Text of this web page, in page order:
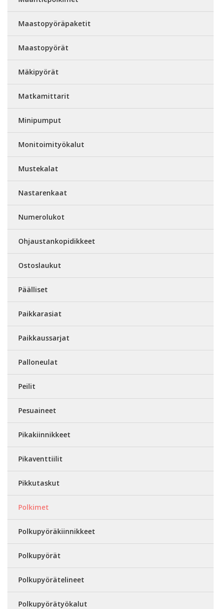
Maastopyöräpaketit
Maastopyörät
Mäkipyörät
Matkamittarit
Minipumput
Monitoimityökalut
Mustekalat
Nastarenkaat
Numerolukot
Ohjaustankopidikkeet
Ostoslaukut
Päälliset
Paikkarasiat
Paikkaussarjat
Palloneulat
Peilit
Pesuaineet
Pikakiinnikkeet
Pikaventtiilit
Pikkutaskut
Polkimet
Polkupyöräkiinnikkeet
Polkupyörät
Polkupyörätelineet
Polkupyörätyökalut